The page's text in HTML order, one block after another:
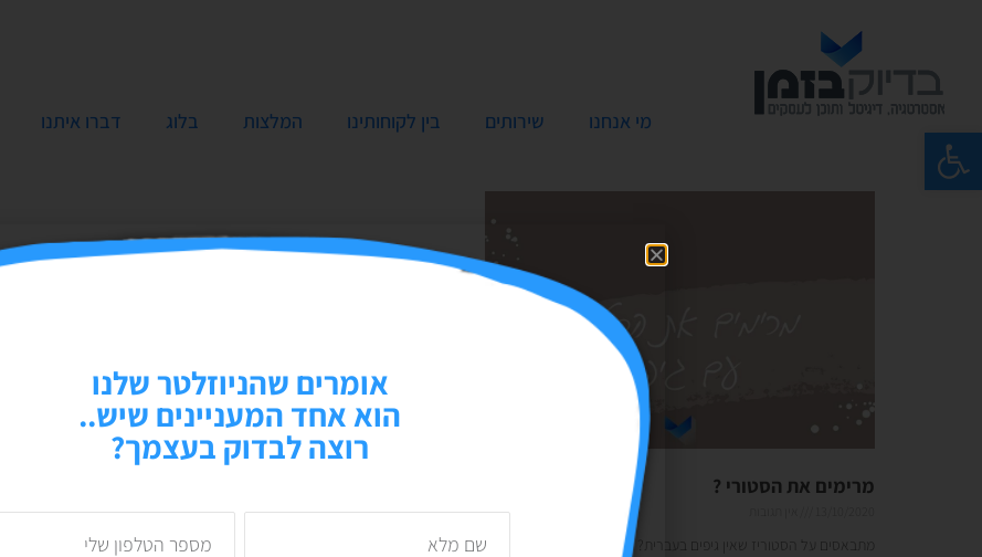
פתח סרגל נגישות מי אנחנו שירותים בין לקוחותינו המלצות בלוג דברו איתנו
מרימים את הסטורי ?
מתבאסים על הסטוריז שאין גיפים בעברית? חשבו שוב! בתקופה
אומרים שהניוזלטר שלנו
הוא אחד המעניינים שיש..
רוצה לבדוק בעצמך?